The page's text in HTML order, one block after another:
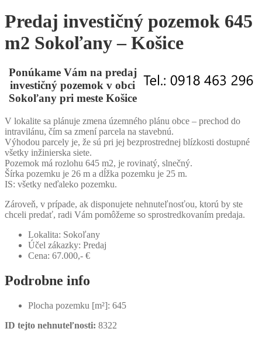
Predaj investičný pozemok 645
m2 Sokoľany – Košice
Ponúkame Vám na predaj
investičný pozemok v obci
Sokoľanypri meste Košice
V lokalite sa plánuje zmena územného plánu obce – prechod do
intravilánu, čím sa zmení parcela na stavebnú.
Výhodou parcely je, že sú pri jej bezprostrednej blízkosti dostupné
všetky inžinierska siete.
Pozemok má rozlohu 645 m2, je rovinatý, slnečný.
Šírka pozemku je 26 m a dĺžka pozemku je 25 m.
IS: všetky neďaleko pozemku.
Zároveň, v prípade, ak disponujete nehnuteľnosťou, ktorú by ste
chceli predať, radi Vám pomôžeme so sprostredkovaním predaja.
Lokalita: Sokoľany
Účel zákazky: Predaj
Cena: 67.000,- €
Podrobne info
Plocha pozemku [m²]: 645
ID tejto nehnuteľnosti: 8322